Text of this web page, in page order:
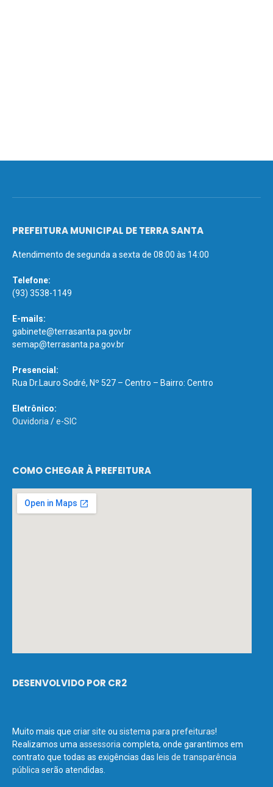
PREFEITURA MUNICIPAL DE TERRA SANTA
Atendimento de segunda a sexta de 08:00 às 14:00
Telefone:
(93) 3538-1149
E-mails:
gabinete@terrasanta.pa.gov.br
semap@terrasanta.pa.gov.br
Presencial:
Rua Dr.Lauro Sodré, Nº 527 – Centro – Bairro: Centro
Eletrônico:
Ouvidoria /e-SIC
COMO CHEGAR À PREFEITURA
DESENVOLVIDO POR CR2
Muito mais que criar site ou sistema para prefeituras!
Realizamos uma assessoria completa, onde garantimos em
contrato que todas as exigências das leis de transparência
pública serão atendidas.